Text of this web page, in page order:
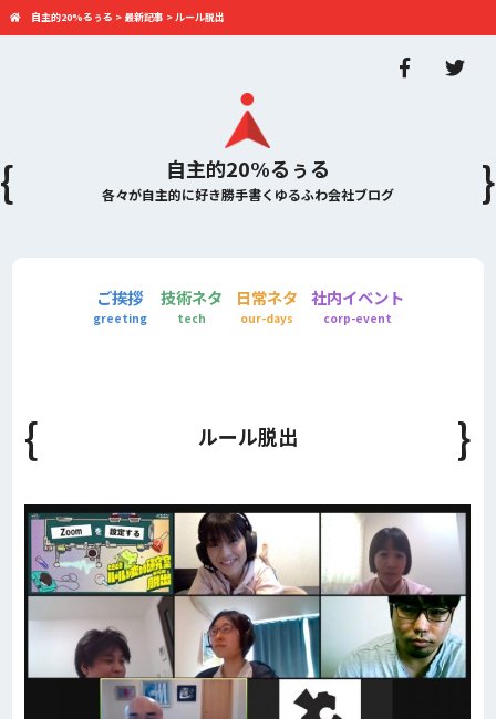
自主的20%るぅる
各々が自主的に好き勝手書くゆるふわ会社ブログ
自主的20%るぅる > 最新記事 >ルール脱出
ご挨拶
greeting
技術ネタ
tech
日常ネタ
our-days
社内イベント
corp-event
ルール脱出